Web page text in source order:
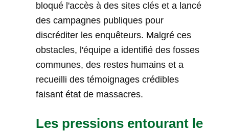
bloqué l'accès à des sites clés et a lancé
des campagnes publiques pour
discréditer les enquêteurs. Malgré ces
obstacles, l'équipe a identifié des fosses
communes, des restes humains et a
recueilli des témoignages crédibles
faisant état de massacres.
Les pressions entourant le